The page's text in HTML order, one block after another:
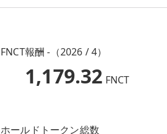
FNCT報酬 -（2026 / 4）
1,179.32 FNCT
ホールドトークン総数